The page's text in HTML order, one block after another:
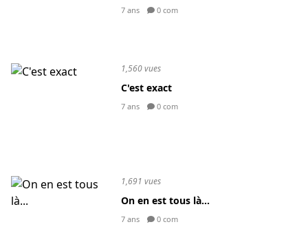
7 ans 0 com
1,560 vues
C'est exact
7 ans 0 com
1,691 vues
On en est tous là...
7 ans 0 com